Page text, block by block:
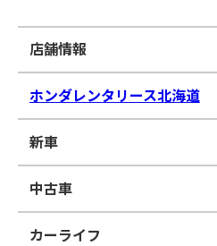
店舗情報
ホンダレンタリース北海道
新車
中古車
カーライフ